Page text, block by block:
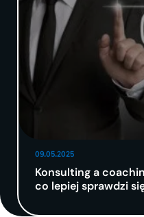
09.05.2025
Konsulting a
co lepiej sprawdzi